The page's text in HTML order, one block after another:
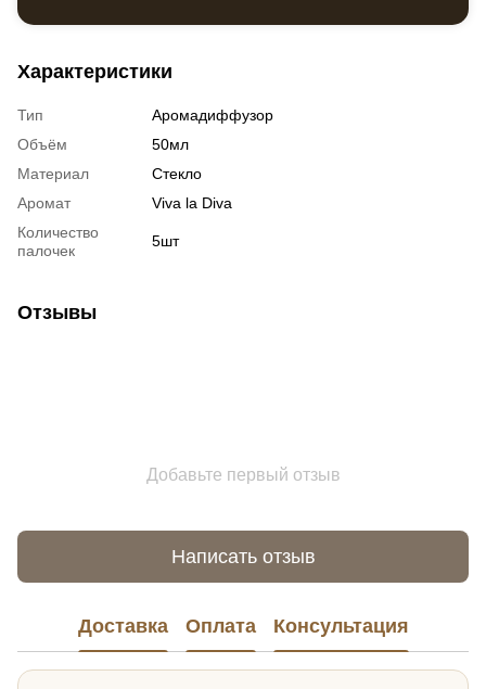
Свеча верба из воска
Характеристики
Тип
Аромадиффузор
Объём
50мл
Материал
Стекло
Аромат
Viva la Diva
Количество
палочек
5шт
Отзывы
Добавьте первый отзыв
Написать отзыв
Доставка Оплата Консультация